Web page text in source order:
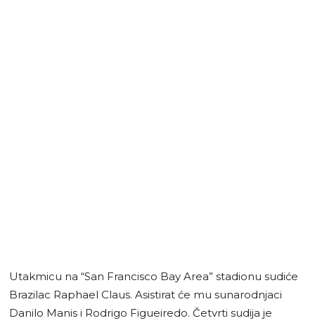
Utakmicu na “San Francisco Bay Area” stadionu sudiće
Brazilac Raphael Claus. Asistirat će mu sunarodnjaci
Danilo Manis i Rodrigo Figueiredo. Četvrti sudija je